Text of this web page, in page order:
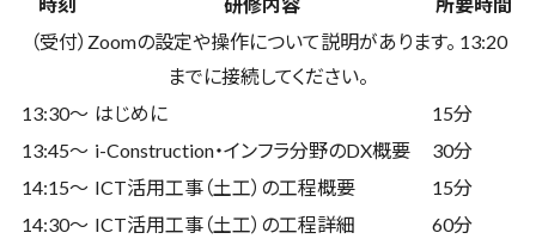
（受付）Zoomの設定や操作について説明があります。 13:20
までに接続してください。
13:30〜 はじめに
15分
13:45〜 i-Construction・インフラ分野のDX概要
30分
14:15〜 ICT活用工事（土工）の工程概要
15分
14:30〜 ICT活用工事（土工）の工程詳細
60分